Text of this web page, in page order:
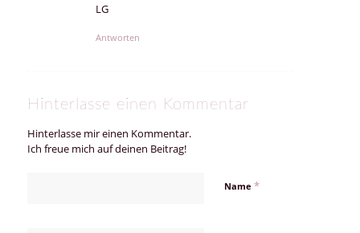
LG
Antworten
Hinterlasse einen Kommentar
Hinterlasse mir einen Kommentar.
Ich freue mich auf deinen Beitrag!
Name *